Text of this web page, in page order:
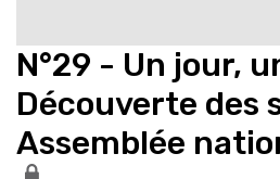
N°29 - Un jour,
Découverte des
Assemblée